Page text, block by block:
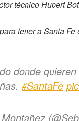
técnico Hubert
tener a Santa
donde
#SantaFe